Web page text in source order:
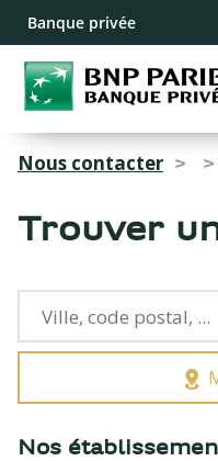
Recherche
Navigation
principale
Banque privée
Nous contacter > >
Trouver
{{count}}
Nos